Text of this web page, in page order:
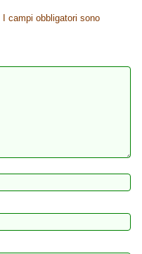
I campi obbligatori sono